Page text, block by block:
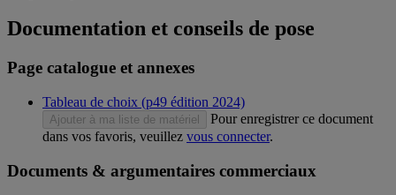
Documentation et conseils de pose
Page catalogue et annexes
Tableau de choix (p49 édition 2024)
Ajouter à ma liste de matériel
Pour enregistrer ce document
dans vos favoris, veuillez vous connecter.
Documents & argumentaires commerciaux